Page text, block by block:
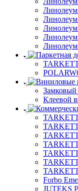
Замковый
Клеевой
Forbo
JUTEKS